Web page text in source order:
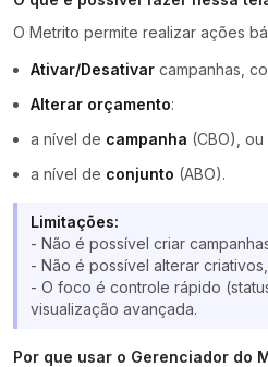
O Metrito permite realizar ações
Ativar/Desativar campanhas,
Alterar orçamento:
a nível de campanha (CBO), ou
a nível de conjunto (ABO).
Limitações:
- Não é possível criar
- Não é possível alterar
- O foco é controle rápido
visualização avançada.
Por que usar o Gerenciador do